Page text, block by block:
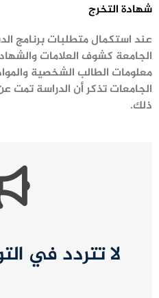
شهادة التخرج
عند استكمال متطلبات برنامج
الجامعة كشوف العلامات
معلومات الطالب الشخصية
الجامعات تذكر أن الدراسة تمت
ذلك.
لا تتردد في